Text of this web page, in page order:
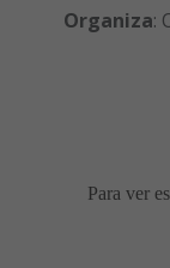
Organiza: